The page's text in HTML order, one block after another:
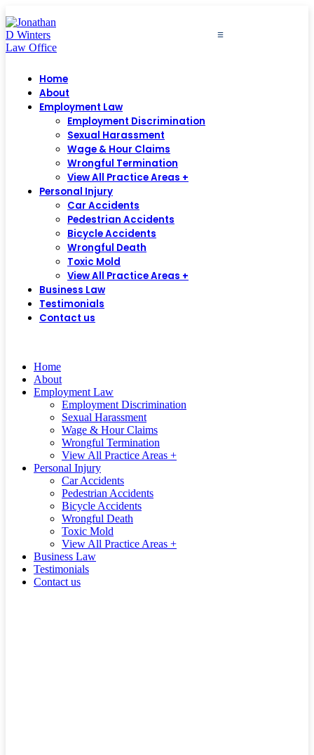
≡
Home
About
Employment Law
Employment Discrimination
Sexual Harassment
Wage & Hour Claims
Wrongful Termination
View All Practice Areas +
Personal Injury
Car Accidents
Pedestrian Accidents
Bicycle Accidents
Wrongful Death
Toxic Mold
View All Practice Areas +
Business Law
Testimonials
Contact us
Home
About
Employment Law
Employment Discrimination
Sexual Harassment
Wage & Hour Claims
Wrongful Termination
View All Practice Areas +
Personal Injury
Car Accidents
Pedestrian Accidents
Bicycle Accidents
Wrongful Death
Toxic Mold
View All Practice Areas +
Business Law
Testimonials
Contact us